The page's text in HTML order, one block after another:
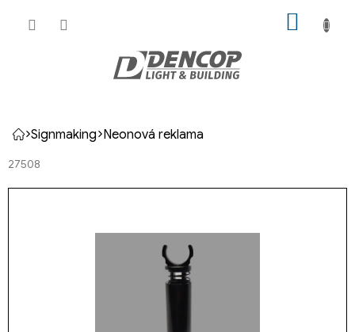
Domů
Signmaking Neonová reklama
27508